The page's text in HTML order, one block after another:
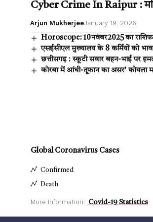
Cyber ​​Crime In Raipur :
Arjun MukherjeeJanuary 19, 2026
Horoscope: 10 नवंबर 2025 का
एसईसीएल मुख्यालय के 8 कर्मियों को
छत्तीसगढ़ : स्कूटी सवार बहन-भाई पर
कोरबा में आंधी-तूफान का असर’ कोयला
Global Coronavirus Cases
Confirmed
Death
More Information: Covid-19 Statistics